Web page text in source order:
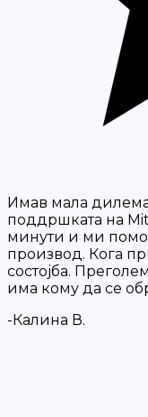
Имав мала
поддршката на
минути и ми
производ. Кога
состојба.
има кому да се
-Калина В.